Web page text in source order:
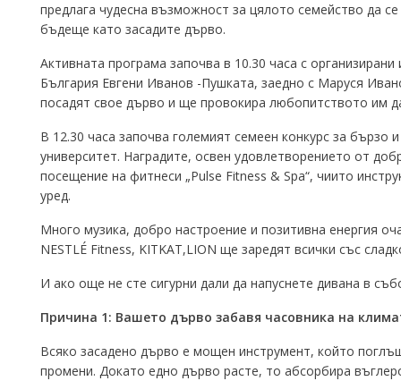
предлага чудесна възможност за цялото семейство да
бъдеще като засадите дърво.
Активната програма започва в 10.30 часа с
България Евгени Иванов -Пушката, заедно с Маруся
посадят свое дърво и ще провокира любопитството им
В 12.30 часа започва големият семеен конкурс за
университет. Наградите, освен удовлетворението от
посещение на фитнеси „Pulse Fitness & Spa“, чиито
уред.
Много музика, добро настроение и позитивна енергия
NESTLÉ Fitness, KITKAT,LION ще заредят всички със
И ако още не сте сигурни дали да напуснете дивана в
Причина 1: Вашето дърво забавя часовника на
Всяко засадено дърво е мощен инструмент, който
промени. Докато едно дърво расте, то абсорбира